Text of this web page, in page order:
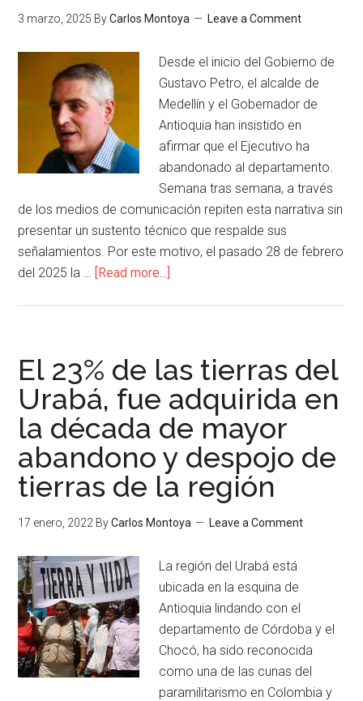
3 marzo, 2025 ByCarlos Montoya Leave a Comment
Desde el inicio del Gobierno de
Gustavo Petro, el alcalde de
Medellín y el Gobernador de
Antioquia han insistido en
afirmar que el Ejecutivo ha
abandonado al departamento.
Semana tras semana, a través
de los medios de comunicación repiten esta narrativa sin
presentar un sustento técnico que respalde sus
señalamientos. Por este motivo, el pasado 28 de febrero
del 2025 la … [Read more...]
El 23% de las tierras del
Urabá, fue adquirida en
la década de mayor
abandono y despojo de
tierras de la región
17 enero, 2022 ByCarlos Montoya Leave a Comment
La región del Urabá está
ubicada en la esquina de
Antioquia lindando con el
departamento de Córdoba y el
Chocó, ha sido reconocida
como una de las cunas del
paramilitarismo en Colombia y